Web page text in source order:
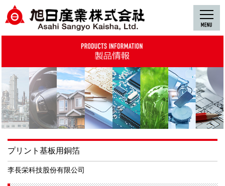
プリント基板用銅箔
李長栄科技股份有限公司